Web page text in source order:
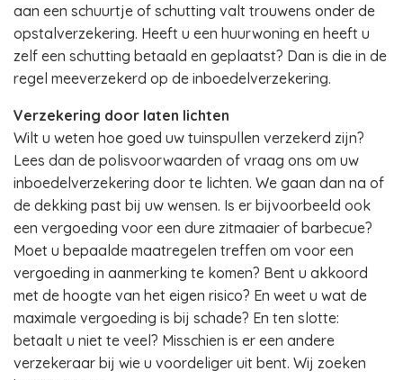
aan een schuurtje of schutting valt trouwens onder de
opstalverzekering. Heeft u een huurwoning en heeft u
zelf een schutting betaald en geplaatst? Dan is die in de
regel meeverzekerd op de inboedelverzekering.
Verzekering door laten lichten
Wilt u weten hoe goed uw tuinspullen verzekerd zijn?
Lees dan de polisvoorwaarden of vraag ons om uw
inboedelverzekering door te lichten. We gaan dan na of
de dekking past bij uw wensen. Is er bijvoorbeeld ook
een vergoeding voor een dure zitmaaier of barbecue?
Moet u bepaalde maatregelen treffen om voor een
vergoeding in aanmerking te komen? Bent u akkoord
met de hoogte van het eigen risico? En weet u wat de
maximale vergoeding is bij schade? En ten slotte:
betaalt u niet te veel? Misschien is er een andere
verzekeraar bij wie u voordeliger uit bent. Wij zoeken